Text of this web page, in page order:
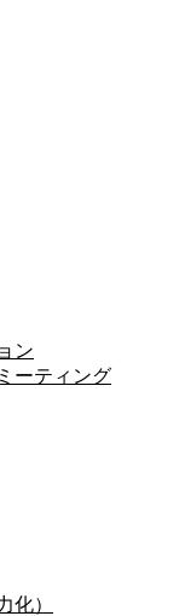
ン
ーティング
化）